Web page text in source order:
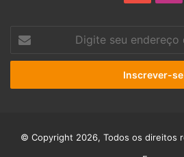
seu
endereço
e-
© Copyright 2026, Todos os direitos